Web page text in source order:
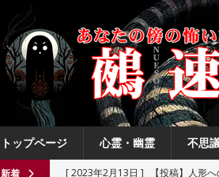
トップページ 心霊・幽霊 不思
新着 [ 2023年2月13日 ] 【投稿】人形